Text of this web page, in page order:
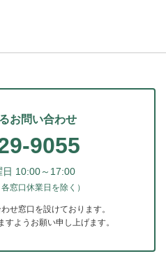
お問い合わせ
9055
日 10:00～17:00
窓口休業日を除く）
せ窓口を設けております。
ようお願い申し上げます。